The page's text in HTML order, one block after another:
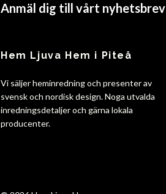
Anmäl dig till vårt nyhetsbrev
Hem Ljuva Hem i Piteå
Vi säljer heminredning och presenter av
svensk och nordisk design. Noga utvalda
inredningsdetaljer och gärna lokala
producenter.